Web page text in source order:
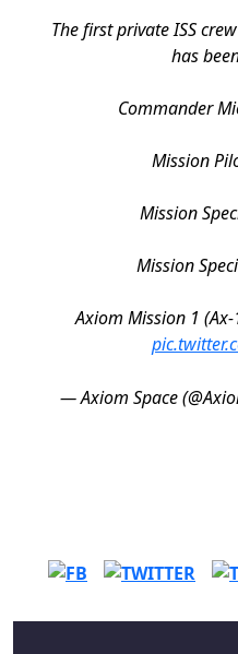
The first private ISS
has
Commander
Mission
Mission
Mission
Axiom Mission 1
— Axiom Space